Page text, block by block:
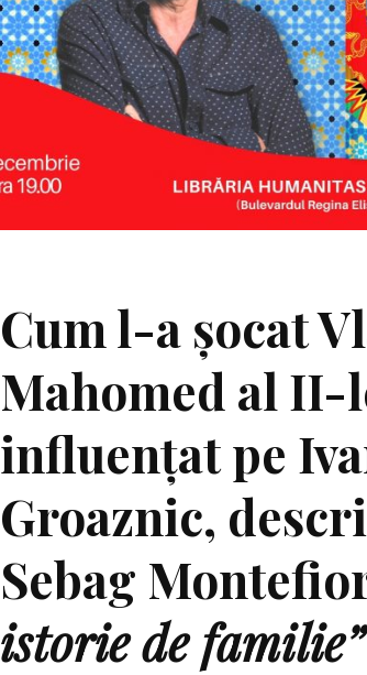
Cum l-a șocat
Mahomed al II-
influențat pe
Groaznic,
Sebag
istorie de familie”